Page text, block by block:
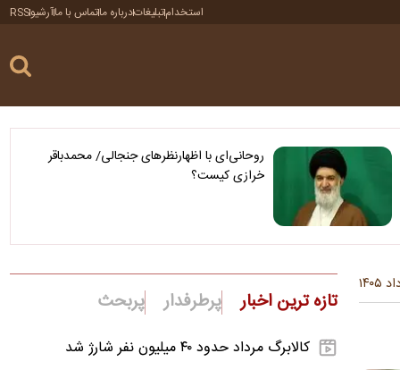
استخدامتبلیغاتدرباره ماتماس با ماآرشیوRSS
روحانی‌ای با اظهارنظرهای جنجالی/ محمدباقر
خرازی کیست؟
تازه ترین اخبار پرطرفدار پربحث
کالابرگ مرداد حدود ۴۰‌ میلیون نفر شارژ شد